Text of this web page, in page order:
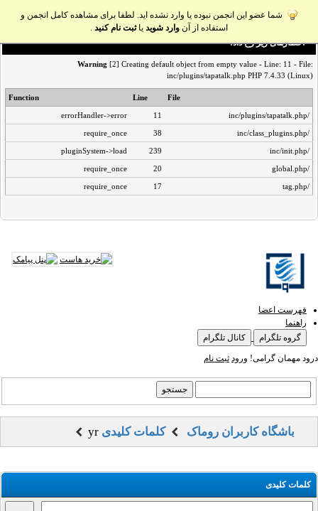
شما عضو این انجمن نبوده یا وارد نشده اید. لطفا برای مشاهده کامل انجمن و
استفاده از آن وارد شوید یاثبت نام کنید .
اخطار‌های زیر رخ داد:
Warning [2] Creating default object from empty value - Line: 11 - File:
inc/plugins/tapatalk.php PHP 7.4.33 (Linux)
File
Line
Function
/inc/plugins/tapatalk.php
11
errorHandler->error
/inc/class_plugins.php
38
require_once
/inc/init.php
239
pluginSystem->load
/global.php
20
require_once
/tag.php
17
require_once
فهرست اعضا
راهنما
گروه تلگرام
کانال تلگرام
درود مهمان گرامی! ورود ثبت نام
باشگاه کاربران روماک کلمات کلیدی yr
کلمات کلیدی